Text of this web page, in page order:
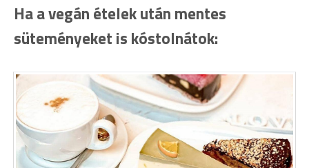
Ha a vegán ételek után mentes
süteményeket is kóstolnátok: